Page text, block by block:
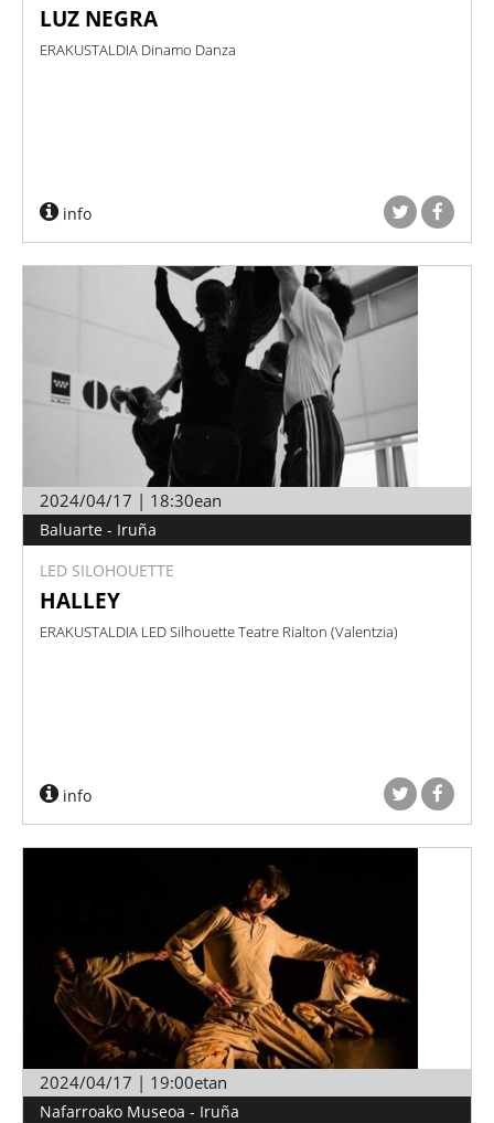
LUZ NEGRA
ERAKUSTALDIA Dinamo Danza
info
2024/04/17 | 18:30ean
Baluarte - Iruña
LED SILOHOUETTE
HALLEY
ERAKUSTALDIA LED Silhouette Teatre Rialton (Valentzia)
info
2024/04/17 | 19:00etan
Nafarroako Museoa - Iruña